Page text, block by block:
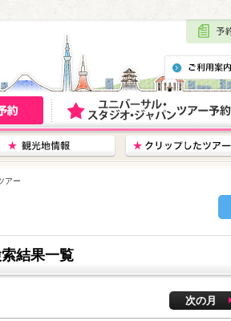
アー
結果一覧
次の月